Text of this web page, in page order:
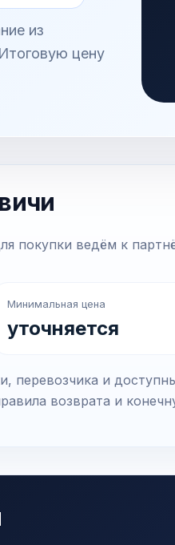
из
цену
покупки ведём к
Минимальная цена
уточняется
перевозчика и
возврата и